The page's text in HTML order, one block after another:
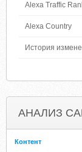
Alexa Traffic
Alexa Country
История
АНАЛИЗ
Контент